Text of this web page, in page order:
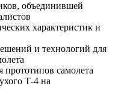
объединившей
характеристик и
и технологий для
прототипов самолета
Т-4 на